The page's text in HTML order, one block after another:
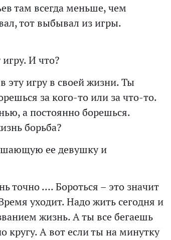
там всегда меньше, чем
тот выбывал из игры.
И что?
эту игру в своей жизни. Ты
за кого-то или за что-то.
а постоянно борешься.
борьба?
ее девушку и
точно …. Бороться – это значит
уходит. Надо жить сегодня и
жизнь. А ты все бегаешь
кругу. А вот если ты на минутку